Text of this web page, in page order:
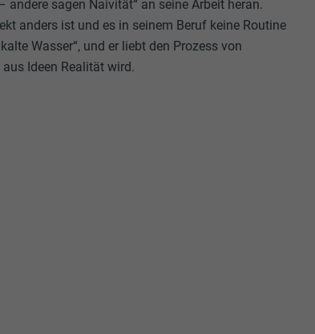
sagen Naivität“ an seine Arbeit heran.
anders ist und es in seinem Beruf keine Routine
Wasser“, und er liebt den Prozess von
Ideen Realität wird.